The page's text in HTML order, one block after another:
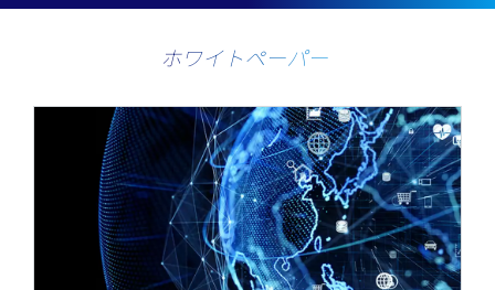
ホワイトペーパー